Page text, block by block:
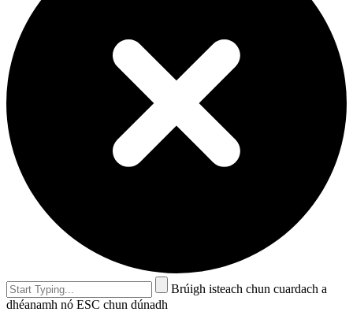
Brúigh isteach chun cuardach a
dhéanamh nó ESC chun dúnadh